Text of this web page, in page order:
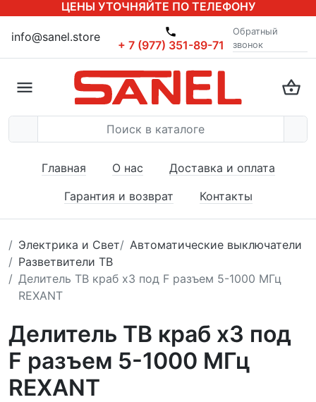
ЦЕНЫ УТОЧНЯЙТЕ ПО ТЕЛЕФОНУ
info@sanel.store
+ 7 (977) 351-89-71
Обратный
звонок
Главная О нас
Доставка и оплата
Гарантия и возврат
Контакты
Электрика и Свет
Автоматические выключатели
Разветвители ТВ
Делитель ТВ краб х3 под F разъем 5-1000 МГц
REXANT
Делитель ТВ краб х3 под
F разъем 5-1000 МГц
REXANT